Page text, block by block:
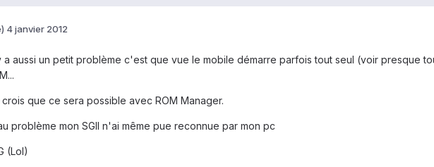
4 janvier 2012
a aussi un petit problème c'est que vue le mobile démarre parfois tout seul (voir presque
crois que ce sera possible avec ROM Manager.
problème mon SGII n'ai même pue reconnue par mon pc
(Lol)